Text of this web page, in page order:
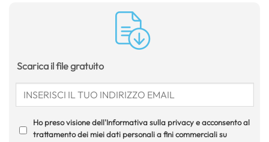
Scarica il file gratuito
Ho preso visione dell'Informativa sulla privacy e acconsento al
trattamento dei miei dati personali a fini commerciali su